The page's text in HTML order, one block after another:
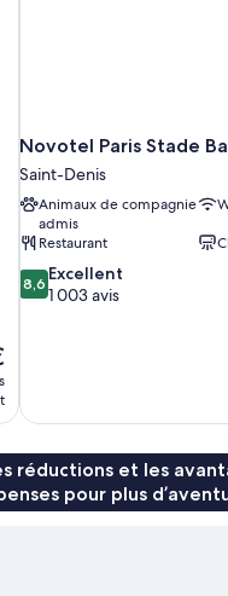
Novotel Paris Stade
Saint-Denis
Animaux de compagnie
admis
Restaurant
8.6
sur
8,6 Excellent
1 003 avis
réductions et les
pour plus